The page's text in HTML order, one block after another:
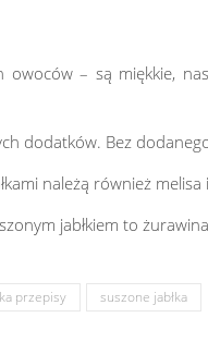
owoców – są miękkie,
dodatków. Bez
należą również melisa
jabłkiem to
przepisy suszone jabłka